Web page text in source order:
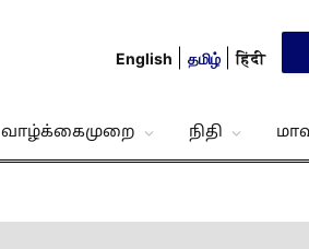
English தமிழ் हिंदी
வாழ்க்கைமுறை நிதி